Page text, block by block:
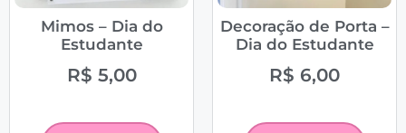
Mimos – Dia do
Estudante
R$ 5,00
Decoração de Porta –
Dia do Estudante
R$ 6,00